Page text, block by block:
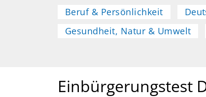
Beruf & Persönlichkeit
Gesundheit, Natur & Umwelt
Einbürgerungstest